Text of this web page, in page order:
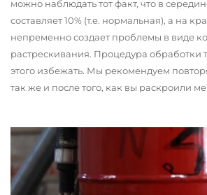
можно наблюдать тот факт, что в
составляет 10% (т.е. нормальная), а на
непременно создает проблемы в виде
растрескивания. Процедура обработки
этого избежать. Мы рекомендуем
так же и после того, как вы раскроили